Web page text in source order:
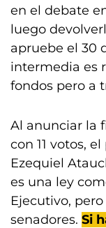
en el debate
luego
apruebe el 30
intermedia es
fondos pero a
Al anunciar la
con 11 votos,
Ezequiel
es una ley
Ejecutivo,
senadores. Si